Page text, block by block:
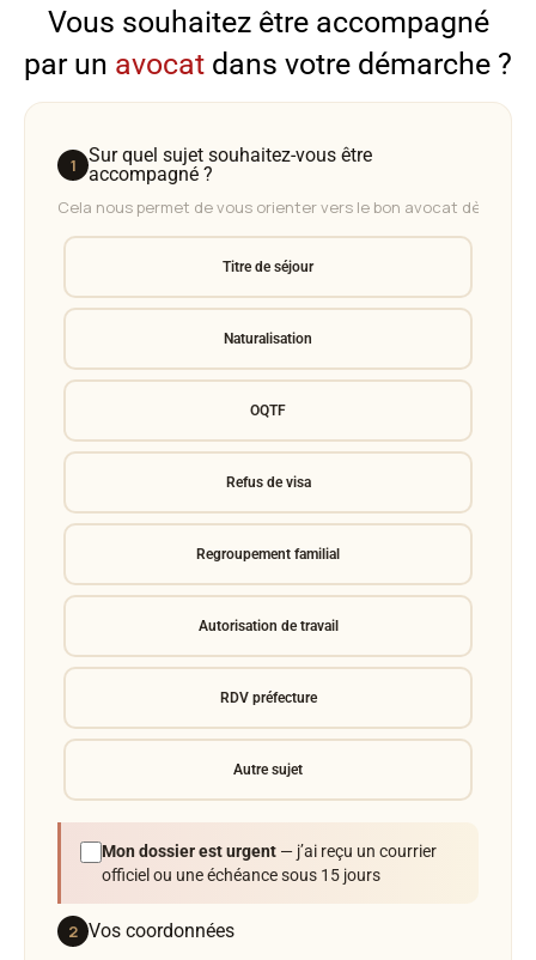
Vous souhaitez être accompagné
par un avocat dans votre démarche ?
1
Sur quel sujet souhaitez-vous être
accompagné ?
Titre de séjour
Naturalisation
OQTF
Refus de visa
Regroupement familial
Autorisation de travail
RDV préfecture
Autre sujet
Mon dossier est urgent — j’ai reçu un courrier
officiel ou une échéance sous 15 jours
2 Vos coordonnées